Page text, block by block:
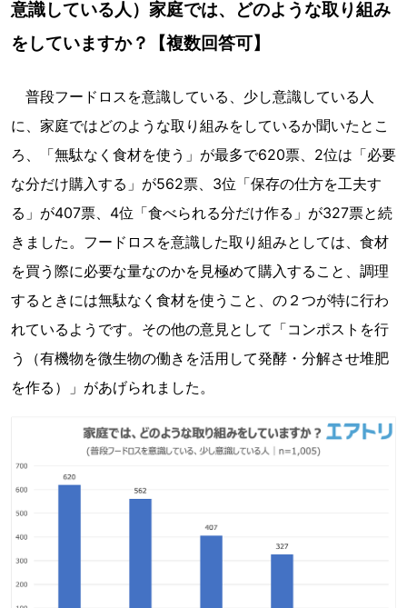
意識している人）家庭では、どのような取り組み
をしていますか？【複数回答可】
普段フードロスを意識している、少し意識している人
に、家庭ではどのような取り組みをしているか聞いたとこ
ろ、「無駄なく食材を使う」が最多で620票、2位は「必要
な分だけ購入する」が562票、3位「保存の仕方を工夫す
る」が407票、4位「食べられる分だけ作る」が327票と続
きました。フードロスを意識した取り組みとしては、食材
を買う際に必要な量なのかを見極めて購入すること、調理
するときには無駄なく食材を使うこと、の２つが特に行わ
れているようです。その他の意見として「コンポストを行
う（有機物を微生物の働きを活用して発酵・分解させ堆肥
を作る）」があげられました。